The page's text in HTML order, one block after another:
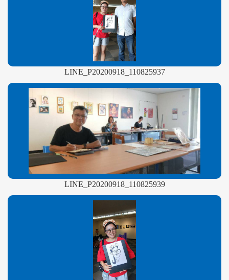
LINE_P20200918_110825937
LINE_P20200918_110825939